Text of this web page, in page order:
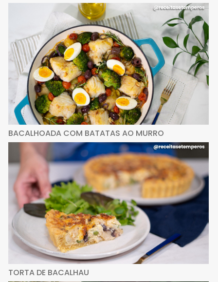
BACALHOADA COM BATATAS AO MURRO
TORTA DE BACALHAU